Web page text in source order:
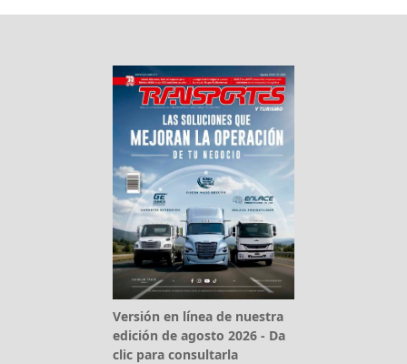
Versión en línea de nuestra
edición de agosto 2026 - Da
clic para consultarla